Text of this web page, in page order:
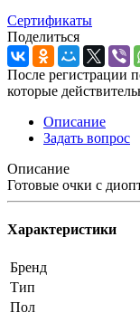
Сертификаты
Поделиться
После регистрации
которые
Описание
Задать вопрос
Описание
Готовые очки с
Характеристики
Бренд
Тип
Пол